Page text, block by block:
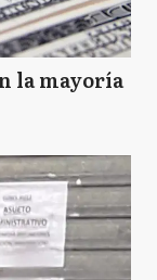
la mayoría